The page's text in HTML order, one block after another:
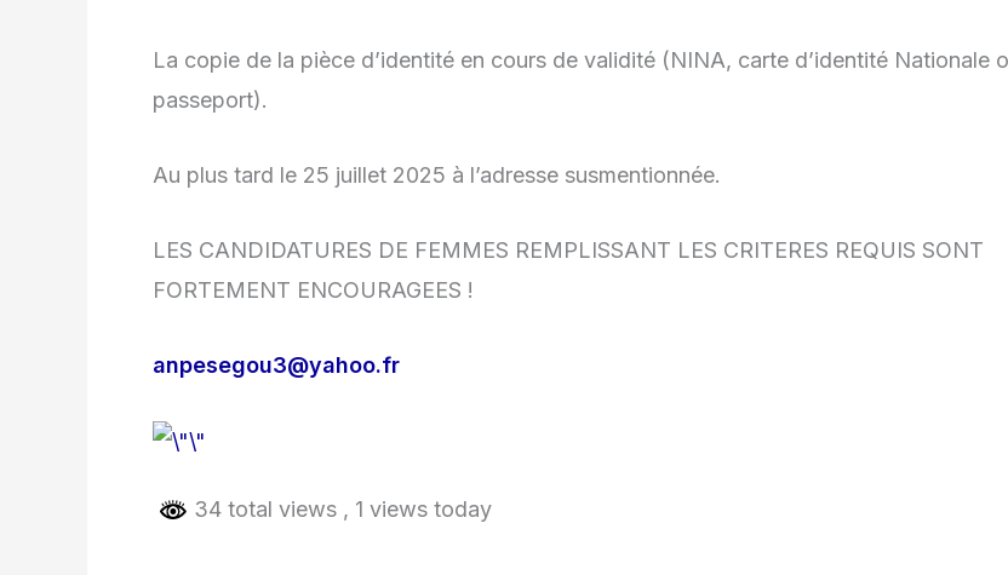
La copie de la pièce d’identité en cours de validité (NINA, carte d’identité Nationale
passeport).
Au plus tard le 25 juillet 2025 à l’adresse susmentionnée.
LES CANDIDATURES DE FEMMES REMPLISSANT LES CRITERES REQUIS SONT
FORTEMENT ENCOURAGEES !
anpesegou3@yahoo.fr
34 total views , 1 views today